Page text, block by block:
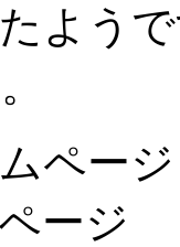
よう
ページ
ージ